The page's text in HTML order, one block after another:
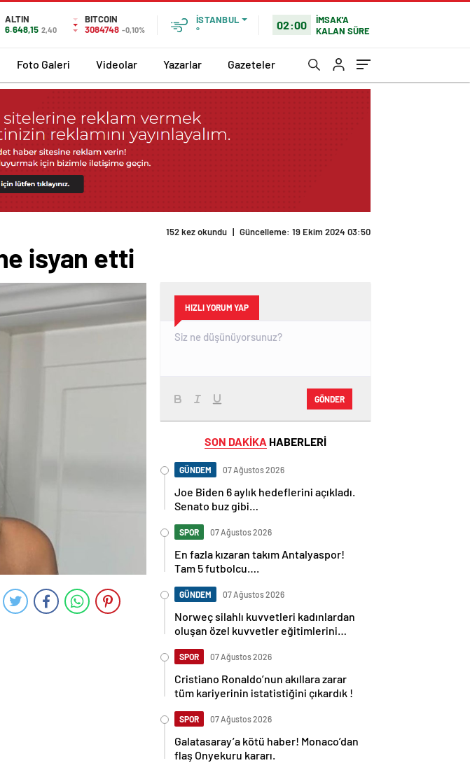
ALTIN
6.648,15 2,40
BITCOIN
3084748 -0,10%
İSTANBUL
°
02:00
İMSAK'A
KALAN SÜRE
Foto Galeri Videolar Yazarlar Gazeteler
152 kez okundu | Güncelleme: 19 Ekim 2024 03:50
isyan etti
HIZLI YORUM YAP
GÖNDER
SON DAKİKA HABERLERİ
GÜNDEM 07 Ağustos 2026
Joe Biden 6 aylık hedeflerini açıkladı.
Senato buz gibi…
SPOR 07 Ağustos 2026
En fazla kızaran takım Antalyaspor!
Tam 5 futbolcu….
GÜNDEM 07 Ağustos 2026
Norweç silahlı kuvvetleri kadınlardan
oluşan özel kuvvetler eğitimlerini
SPOR 07 Ağustos 2026
Cristiano Ronaldo’nun akıllara zarar
tüm kariyerinin istatistiğini çıkardık !
SPOR 07 Ağustos 2026
Galatasaray’a kötü haber! Monaco’dan
flaş Onyekuru kararı.